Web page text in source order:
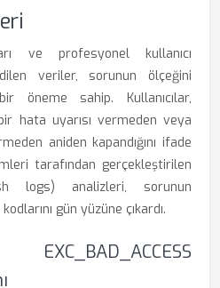
ve profesyonel kullanıcı
veriler, sorunun ölçeğini
öneme sahip. Kullanıcılar,
hata uyarısı vermeden veya
aniden kapandığını ifade
tarafından gerçekleştirilen
logs) analizleri, sorunun
gün yüzüne çıkardı.